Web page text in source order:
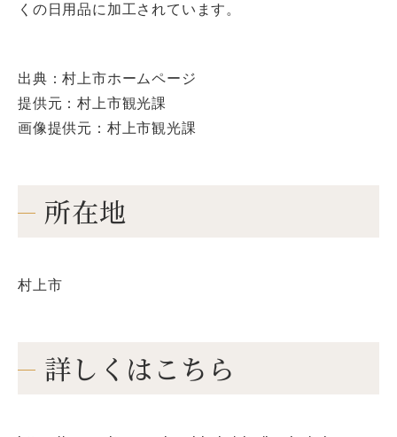
くの日用品に加工されています。
出典：村上市ホームページ
提供元：村上市観光課
画像提供元：村上市観光課
所在地
村上市
詳しくはこちら